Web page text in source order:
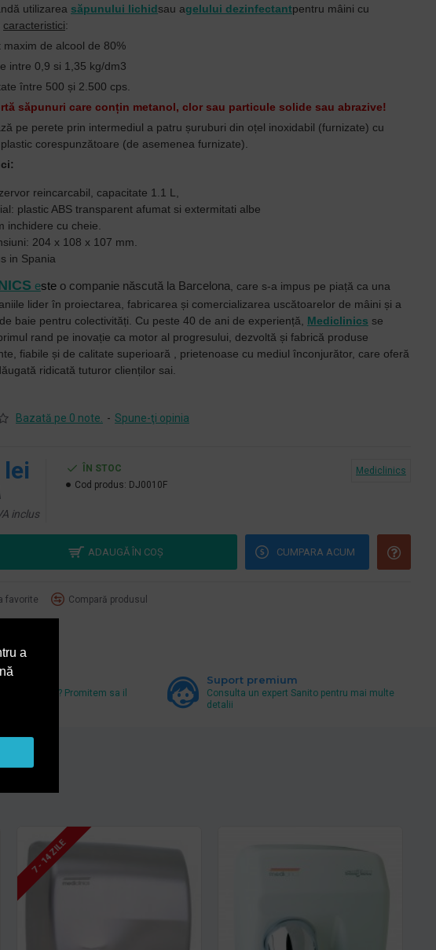
a
utilizarea săpunului lichidsau agelului dezinfectantpentru mâini cu
caracteristici:
de alcool de 80%
intre 0,9 si 1,35 kg/dm3
între 500 și 2.500 cps.
săpunuri care conțin metanol, clor sau particule solide sau abrazive!
pe perete prin intermediul a patru șuruburi din oțel inoxidabil (furnizate) cu
corespunzătoare (de asemenea furnizate).
reincarcabil, capacitate 1.1 L,
plastic ABS transparent afumat si extermitati albe
inchidere cu cheie.
204 x 108 x 107 mm.
in Spania
este o companie născută la Barcelona , care s-a impus pe piață ca una
lider în proiectarea, fabricarea și comercializarea uscătoarelor de mâini și a
baie pentru colectivități.
Cu peste 40 de ani de experiență, Mediclinics se
rand pe inovație ca motor al progresului, dezvoltă și fabrică produse
fiabile și de calitate superioară , prietenoase cu mediul înconjurător, care oferă
ridicată tuturor clienților sai.
Bazată pe 0 note. - Spune-ţi opinia
inclus
ÎN STOC
Cod produs: DJ0010F
Mediclinics
ADAUGĂ ÎN COŞ CUMPARA ACUM
favorite Compară produsul
pret
pret mai mic? Promitem sa il
Suport premium
Consulta un expert Sanito pentru mai multe
detalii
7 - 14 ZILE